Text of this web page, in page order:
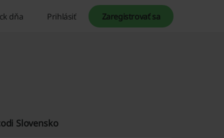
dňa Prihlásiť Zaregistrovať sa
Slovensko